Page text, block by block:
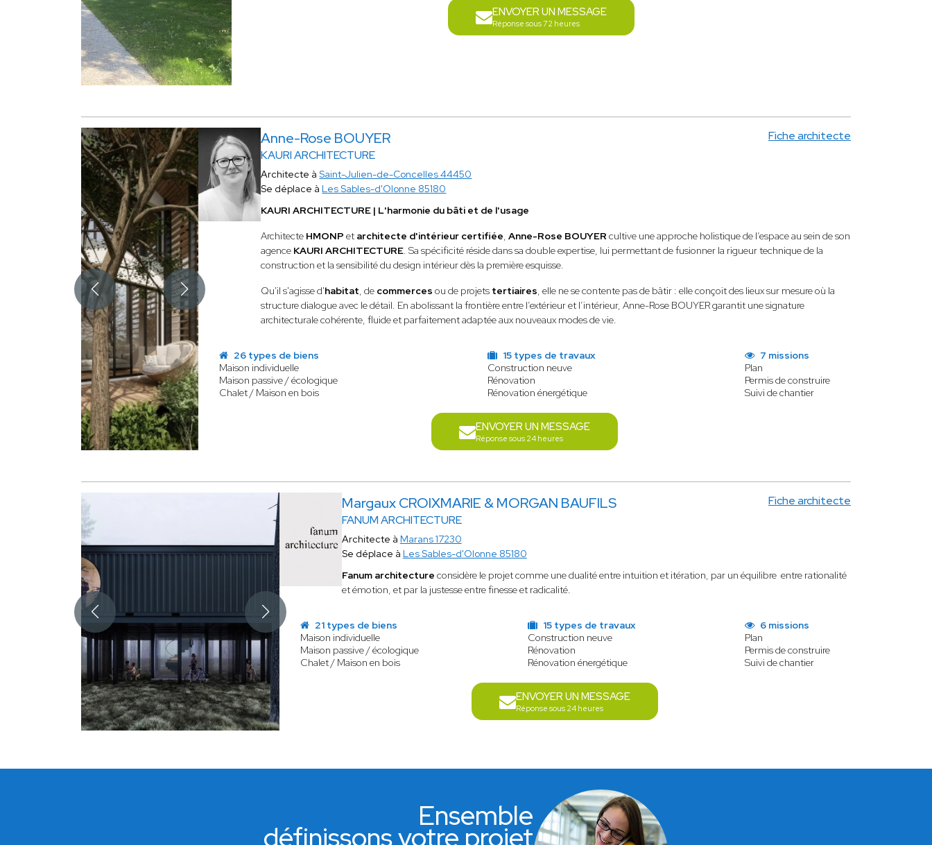
ENVOYER UN MESSAGE
Réponse sous 72 heures
Anne-Rose BOUYER
KAURI ARCHITECTURE
Fiche architecte
Architecte àSaint-Julien-de-Concelles 44450
Se déplace à Les Sables-d'Olonne 85180
KAURI ARCHITECTURE | L'harmonie du bâti et de l'usage
Architecte HMONP et architecte d'intérieur certifiée,Anne-Rose BOUYER cultive une approche holistique de l’espace au sein de son
agence KAURI ARCHITECTURE. Sa spécificité réside dans sa double expertise, lui permettant de fusionner la rigueur technique de la
construction et la sensibilité du design intérieur dès la première esquisse.
Qu'il s'agisse d'habitat, de commerces ou de projets tertiaires, elle ne se contente pas de bâtir : elle conçoit des lieux sur mesure où la
structure dialogue avec le détail. En abolissant la frontière entre l’extérieur et l’intérieur, Anne-Rose BOUYER garantit une signature
architecturale cohérente, fluide et parfaitement adaptée aux nouveaux modes de vie.
26 types de biens
Maison individuelle
Maison passive / écologique
Chalet / Maison en bois
15 types de travaux
Construction neuve
Rénovation
Rénovation énergétique
7 missions
Plan
Permis de construire
Suivi de chantier
ENVOYER UN MESSAGE
Réponse sous 24 heures
Margaux CROIXMARIE & MORGAN BAUFILS
FANUM ARCHITECTURE
Fiche architecte
Architecte à Marans 17230
Se déplace à Les Sables-d'Olonne 85180
Fanum architecture considère le projet comme une dualité entre intuition et itération, par un équilibre entre rationalité
et émotion, et par la justesse entre finesse et radicalité.
21 types de biens
Maison individuelle
Maison passive / écologique
Chalet / Maison en bois
15 types de travaux
Construction neuve
Rénovation
Rénovation énergétique
6 missions
Plan
Permis de construire
Suivi de chantier
ENVOYER UN MESSAGE
Réponse sous 24 heures
Ensemble